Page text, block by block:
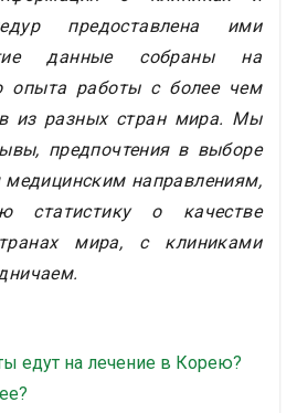
предоставлена ими
данные собраны на
опыта работы с более чем
из разных стран мира. Мы
предпочтения в выборе
направлениям,
статистику о качестве
мира, с клиниками
едут на лечение в Корею?